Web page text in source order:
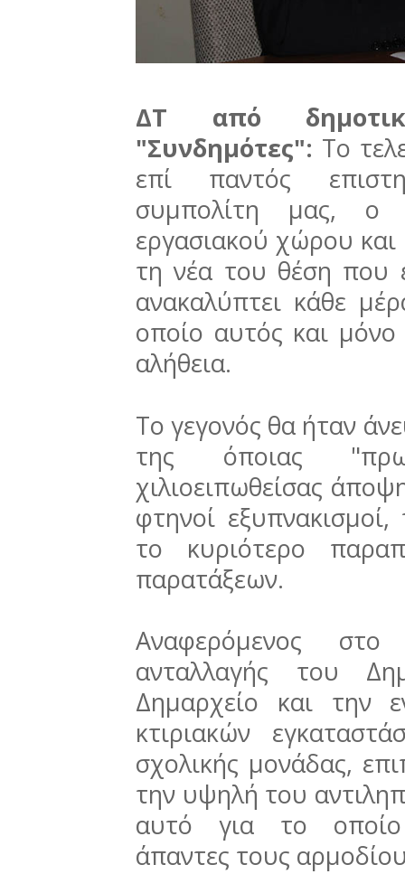
ΔΤ από
"Συνδημότες": Το
επί παντός
συμπολίτη μας, ο
εργασιακού χώρου
τη νέα του θέση που
ανακαλύπτει κάθε
οποίο αυτός και
αλήθεια.
Το γεγονός θα ήταν
της όποιας
χιλιοειπωθείσας
φτηνοί εξυπνακισμοί,
το κυριότερο
παρατάξεων.
Αναφερόμενος
ανταλλαγής του
Δημαρχείο και την
κτιριακών
σχολικής μονάδας,
την υψηλή του
αυτό για το οποίο
άπαντες τους